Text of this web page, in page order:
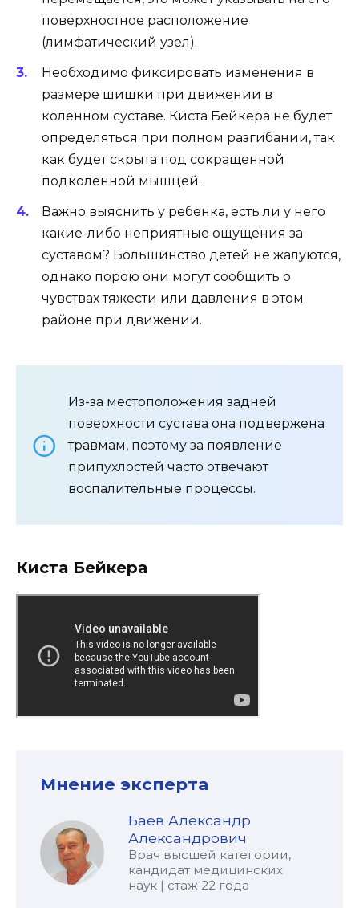
поверхностное расположение
(лимфатический узел).
Необходимо фиксировать изменения в
размере шишки при движении в
коленном суставе. Киста Бейкера не будет
определяться при полном разгибании, так
как будет скрыта под сокращенной
подколенной мышцей.
Важно выяснить у ребенка, есть ли у него
какие-либо неприятные ощущения за
суставом? Большинство детей не жалуются,
однако порою они могут сообщить о
чувствах тяжести или давления в этом
районе при движении.
Из-за местоположения задней
поверхности сустава она подвержена
травмам, поэтому за появление
припухлостей часто отвечают
воспалительные процессы.
Киста Бейкера
Мнение эксперта
Баев Александр
Александрович
Врач высшей категории,
кандидат медицинских
наук | стаж 22 года